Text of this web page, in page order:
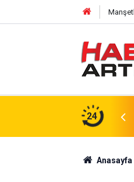
24
Kabine Geldi!"
Anasayfa